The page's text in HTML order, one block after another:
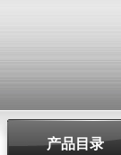
产品目录